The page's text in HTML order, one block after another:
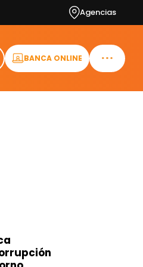
Agencias
BANCA ONLINE